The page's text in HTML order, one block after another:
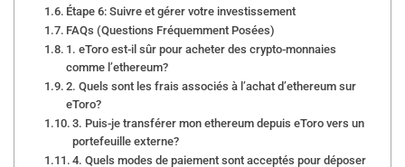
Étape 6: Suivre et gérer votre investissement
FAQs (Questions Fréquemment Posées)
1. eToro est-il sûr pour acheter des crypto-monnaies
comme l’ethereum?
2. Quels sont les frais associés à l’achat d’ethereum sur
eToro?
3. Puis-je transférer mon ethereum depuis eToro vers un
portefeuille externe?
4. Quels modes de paiement sont acceptés pour déposer